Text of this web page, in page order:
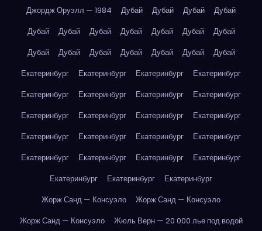
Джордж Оруэлл — 1984
Дубай Дубай Дубай
Дубай
Дубай
Дубай Дубай Дубай Дубай Дубай
Дубай
Дубай
Дубай Дубай Дубай Дубай Дубай
Дубай
Екатеринбург
Екатеринбург Екатеринбург
Екатеринбург
Екатеринбург
Екатеринбург Екатеринбург
Екатеринбург
Екатеринбург
Екатеринбург Екатеринбург
Екатеринбург
Екатеринбург
Екатеринбург Екатеринбург
Екатеринбург
Екатеринбург
Екатеринбург Екатеринбург
Екатеринбург
Екатеринбург
Екатеринбург
Екатеринбург
Жорж Санд — Консуэло
Жорж Санд — Консуэло
Жорж Санд — Консуэло
Жюль Верн — 20 000 лье под водой